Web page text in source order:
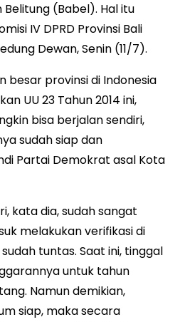
(Babel). Hal itu
IV DPRD Provinsi Bali
Dewan, Senin (11/7).
besar provinsi di Indonesia
UU 23 Tahun 2014 ini,
bisa berjalan sendiri,
sudah siap dan
Partai Demokrat asal Kota
kata dia, sudah sangat
melakukan verifikasi di
tuntas. Saat ini, tinggal
untuk tahun
Namun demikian,
siap, maka secara